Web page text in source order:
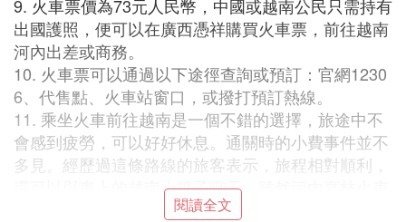
9. 火車票價為73元人民幣，中國或越南公民只需持有
出國護照，便可以在廣西憑祥購買火車票，前往越南
河內出差或商務。
10. 火車票可以通過以下途徑查詢或預訂：官網1230
6、代售點、火車站窗口，或撥打預訂熱線。
11. 乘坐火車前往越南是一個不錯的選擇，旅途中不
會感到疲勞，可以好好休息。通關時的小費事件並不
多見。經歷過這條路線的旅客表示，旅程相對順利，
還可以與車上的越南小夥子聊天。雖然河內嘉林火車
站設施較為簡陋，但乘坐火車出國的機會不多，因此
閱讀全文